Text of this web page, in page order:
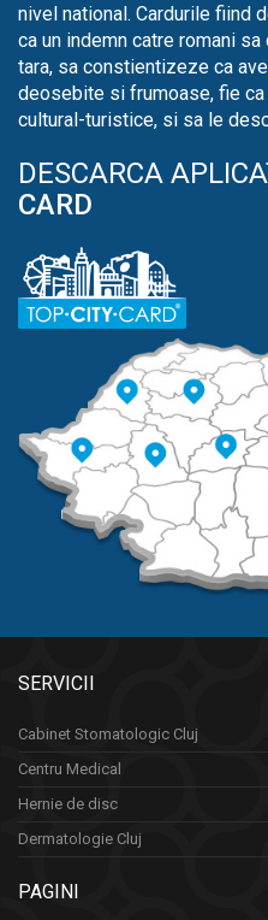
nivel national. Cardurile fiind
ca un indemn catre romani
tara, sa constientizeze ca
deosebite si frumoase, fie
cultural-turistice, si sa le
DESCARCA
CARD
SERVICII
Cabinet Stomatologic Cluj
Centru Medical
Hernie de disc
Dermatologie Cluj
PAGINI